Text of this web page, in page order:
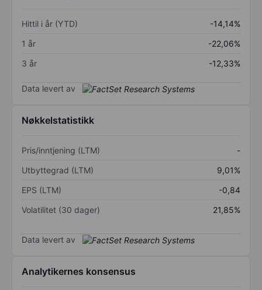
Hittil i år (YTD)
-14,14%
1 år
-22,06%
3 år
-12,33%
Data levert av
Nøkkelstatistikk
Pris/inntjening (LTM)
-
Utbyttegrad (LTM)
9,01%
EPS (LTM)
-0,84
Volatilitet (30 dager)
21,85%
Data levert av
Analytikernes konsensus